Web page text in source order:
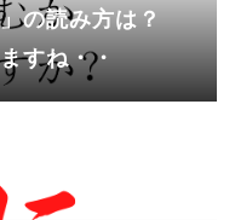
の読み方は？
すね・・